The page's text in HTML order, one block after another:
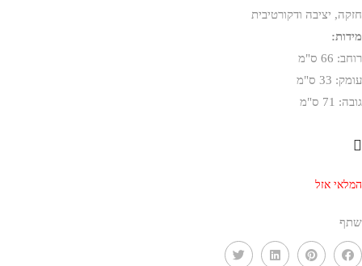
חזקה, יציבה ודקורטיבית
מידות:
רוחב: 66 ס"מ
עומק: 33 ס"מ
גובה: 71 ס"מ
המלאי אזל
שתף